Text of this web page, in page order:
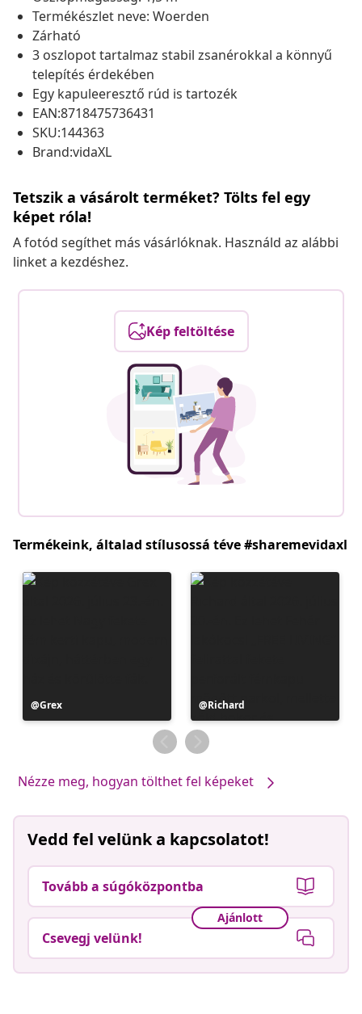
Termékészlet neve: Woerden
Zárható
3 oszlopot tartalmaz stabil zsanérokkal a könnyű
telepítés érdekében
Egy kapuleeresztő rúd is tartozék
EAN:8718475736431
SKU:144363
Brand:vidaXL
Tetszik a vásárolt terméket? Tölts fel egy
képet róla!
A fotód segíthet más vásárlóknak. Használd az alábbi
linket a kezdéshez.
Kép feltöltése
Termékeink, általad stílusossá téve #sharemevidaxl
Bejegyzés
közzétevője
Grex
Bejegyzés
közzétevője
Richard
Nézze meg, hogyan tölthet fel képeket
Vedd fel velünk a kapcsolatot!
Tovább a súgóközpontba
Ajánlott
Csevegj velünk!